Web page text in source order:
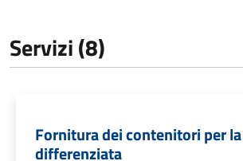
Servizi (8)
Fornitura dei contenitori per
differenziata